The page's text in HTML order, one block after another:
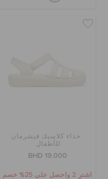
حذاء كلاسيك فيشرمان
للأطفال
BHD 19.000
اشترِ 2 واحصل على 25% خصم